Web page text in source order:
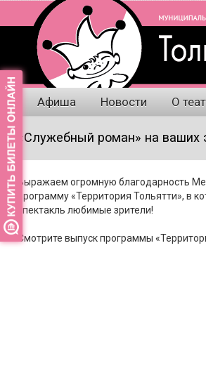
Афиша Новости О
«Служебный роман» на ваших
Выражаем огромную благодарность
программу «Территория Тольятти», в
спектакль любимые зрители!
Смотрите выпуск программы